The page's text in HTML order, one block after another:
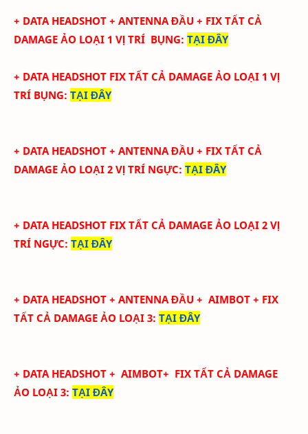
+ DATA HEADSHOT + ANTENNA ĐẦU + FIX TẤT CẢ
DAMAGE ẢO LOẠI 1 VỊ TRÍ BỤNG: TẠI ĐÂY
+ DATA HEADSHOT FIX TẤT CẢ DAMAGE ẢO LOẠI 1 VỊ
TRÍ BỤNG: TẠI ĐÂY
+ DATA HEADSHOT + ANTENNA ĐẦU + FIX TẤT CẢ
DAMAGE ẢO LOẠI 2 VỊ TRÍ NGỰC: TẠI ĐÂY
+ DATA HEADSHOT FIX TẤT CẢ DAMAGE ẢO LOẠI 2 VỊ
TRÍ NGỰC: TẠI ĐÂY
+ DATA HEADSHOT + ANTENNA ĐẦU + AIMBOT + FIX
TẤT CẢ DAMAGE ẢO LOẠI 3: TẠI ĐÂY
+ DATA HEADSHOT + AIMBOT+ FIX TẤT CẢ DAMAGE
ẢO LOẠI 3: TẠI ĐÂY